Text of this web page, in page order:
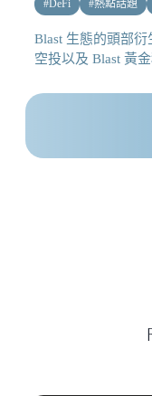
#DeFi #熱點話題
Blast 生態的頭部
空投以及 Blast 黃金